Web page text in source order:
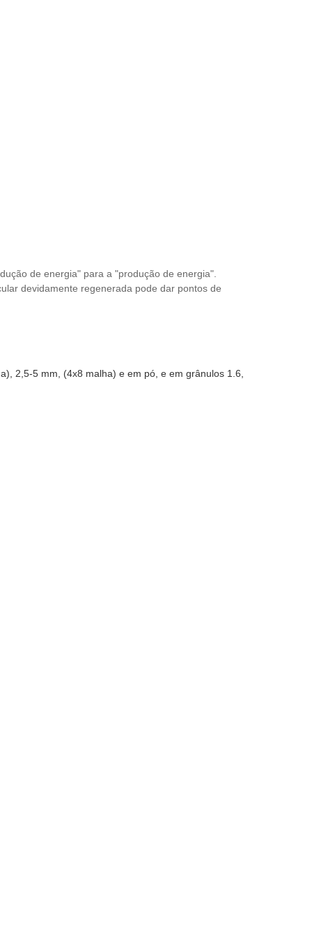
de energia" para a "produção de energia".
devidamente regenerada pode dar pontos de
2,5-5 mm, (4x8 malha) e em pó, e em grânulos 1.6,